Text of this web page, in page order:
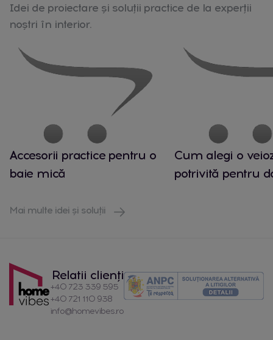
Idei de proiectare și soluții practice de la experții
noștri în interior.
Accesorii practice pentru o
baie mică
Cum alegi o
potrivită pentru
Mai multe idei și soluții
Relatii clienți
+40 723 339 595
+40 721 110 938
info@homevibes.ro